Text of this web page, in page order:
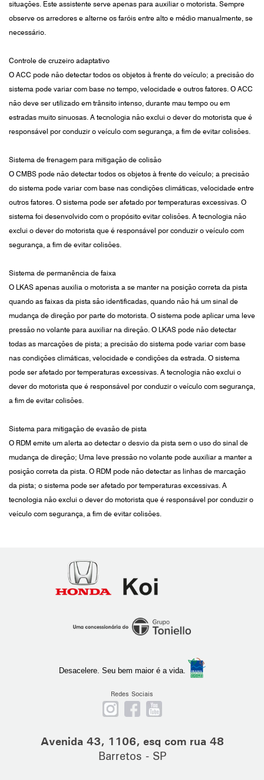
situações. Este assistente serve apenas para auxiliar o motorista. Sempre
observe os arredores e alterne os faróis entre alto e médio manualmente, se
necessário.
Controle de cruzeiro adaptativo
O ACC pode não detectar todos os objetos à frente do veículo; a precisão do
sistema pode variar com base no tempo, velocidade e outros fatores. O ACC
não deve ser utilizado em trânsito intenso, durante mau tempo ou em
estradas muito sinuosas. A tecnologia não exclui o dever do motorista que é
responsável por conduzir o veículo com segurança, a fim de evitar colisões.
Sistema de frenagem para mitigação de colisão
O CMBS pode não detectar todos os objetos à frente do veículo; a precisão
do sistema pode variar com base nas condições climáticas, velocidade entre
outros fatores. O sistema pode ser afetado por temperaturas excessivas. O
sistema foi desenvolvido com o propósito evitar colisões. A tecnologia não
exclui o dever do motorista que é responsável por conduzir o veículo com
segurança, a fim de evitar colisões.
Sistema de permanência de faixa
O LKAS apenas auxilia o motorista a se manter na posição correta da pista
quando as faixas da pista são identificadas, quando não há um sinal de
mudança de direção por parte do motorista. O sistema pode aplicar uma leve
pressão no volante para auxiliar na direção. O LKAS pode não detectar
todas as marcações de pista; a precisão do sistema pode variar com base
nas condições climáticas, velocidade e condições da estrada. O sistema
pode ser afetado por temperaturas excessivas. A tecnologia não exclui o
dever do motorista que é responsável por conduzir o veículo com segurança,
a fim de evitar colisões.
Sistema para mitigação de evasão de pista
O RDM emite um alerta ao detectar o desvio da pista sem o uso do sinal de
mudança de direção; Uma leve pressão no volante pode auxiliar a manter a
posição correta da pista. O RDM pode não detectar as linhas de marcação
da pista; o sistema pode ser afetado por temperaturas excessivas. A
tecnologia não exclui o dever do motorista que é responsável por conduzir o
veículo com segurança, a fim de evitar colisões.
Honda
Ribeirão
Desacelere. Seu bem maior é a vida.
Redes Sociais
Nos
siga
no
Instagram
Curta
nossa
página
no
Facebook
Se
escreva
nosso
canal
Avenida 43, 1106, esq com rua 48
Barretos - SP